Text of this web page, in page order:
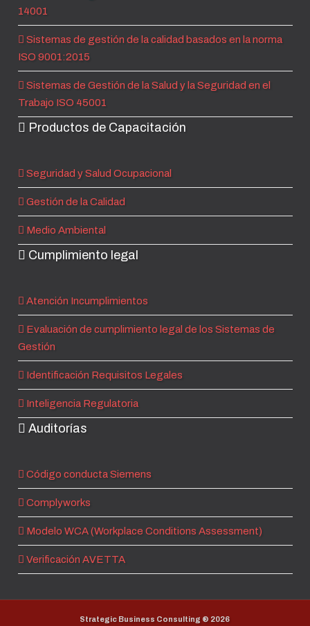
14001
Sistemas de gestión de la calidad basados en la norma
ISO 9001:2015
Sistemas de Gestión de la Salud y la Seguridad en el
Trabajo ISO 45001
Productos de Capacitación
Seguridad y Salud Ocupacional
Gestión de la Calidad
Medio Ambiental
Cumplimiento legal
Atención Incumplimientos
Evaluación de cumplimiento legal de los Sistemas de
Gestión
Identificación Requisitos Legales
Inteligencia Regulatoria
Auditorías
Código conducta Siemens
Complyworks
Modelo WCA (Workplace Conditions Assessment)
Verificación AVETTA
Strategic Business Consulting ® 2026